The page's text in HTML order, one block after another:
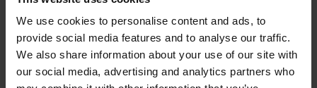
We use cookies to personalise content and ads, to
provide social media features and to analyse our traffic.
We also share information about your use of our site with
our social media, advertising and analytics partners who
コース紹介